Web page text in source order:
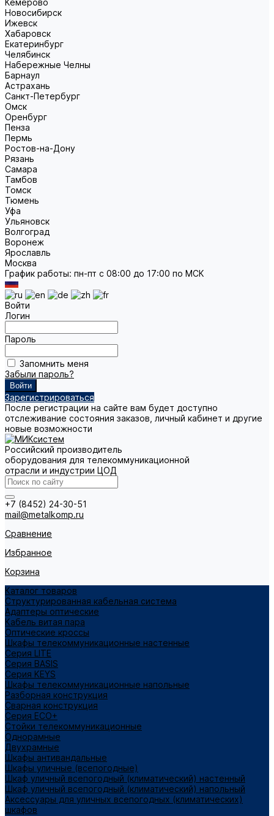
Кемерово
Новосибирск
Ижевск
Хабаровск
Екатеринбург
Челябинск
Набережные Челны
Барнаул
Астрахань
Санкт-Петербург
Омск
Оренбург
Пенза
Пермь
Ростов-на-Дону
Рязань
Самара
Тамбов
Томск
Тюмень
Уфа
Ульяновск
Волгоград
Воронеж
Ярославль
Москва
График работы: пн-пт с 08:00 до 17:00 по МСК
Войти
Логин
Пароль
Запомнить меня
Забыли пароль?
Зарегистрироваться
После регистрации на сайте вам будет доступно
отслеживание состояния заказов, личный кабинет и другие
новые возможности
Российский производитель
оборудования для телекоммуникационной
отрасли и индустрии ЦОД
+7 (8452) 24-30-51
mail@metalkomp.ru
Сравнение
Избранное
Корзина
Каталог товаров
Структурированная кабельная система
Адаптеры оптические
Кабель витая пара
Оптические кроссы
Шкафы телекоммуникационные настенные
Cерия LITE
Cерия BASIS
Cерия KEYS
Шкафы телекоммуникационные напольные
Разборная конструкция
Сварная конструкция
Серия ECO+
Стойки телекоммуникационные
Однорамные
Двухрамные
Шкафы антивандальные
Шкафы уличные (всепогодные)
Шкаф уличный всепогодный (климатический) настенный
Шкаф уличный всепогодный (климатический) напольный
Аксессуары для уличных всепогодных (климатических)
шкафов